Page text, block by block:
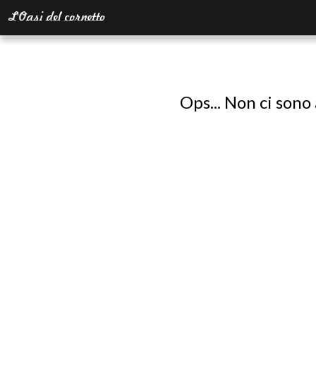
Ops... Non ci